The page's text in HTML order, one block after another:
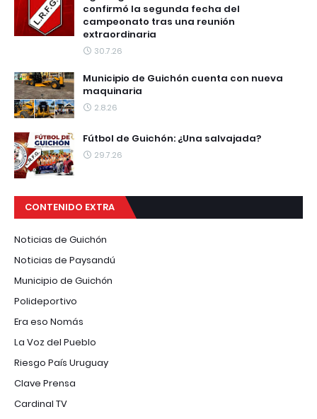
confirmó la segunda fecha del
campeonato tras una reunión
extraordinaria
30.7.26
Municipio de Guichón cuenta con nueva
maquinaria
2.8.26
Fútbol de Guichón: ¿Una salvajada?
29.7.26
CONTENIDO EXTRA
Noticias de Guichón
Noticias de Paysandú
Municipio de Guichón
Polideportivo
Era eso Nomás
La Voz del Pueblo
Riesgo País Uruguay
Clave Prensa
Cardinal TV